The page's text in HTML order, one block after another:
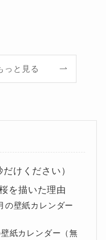
っと見る
けください）
を描いた理由
の壁紙カレンダー
紙カレンダー（無